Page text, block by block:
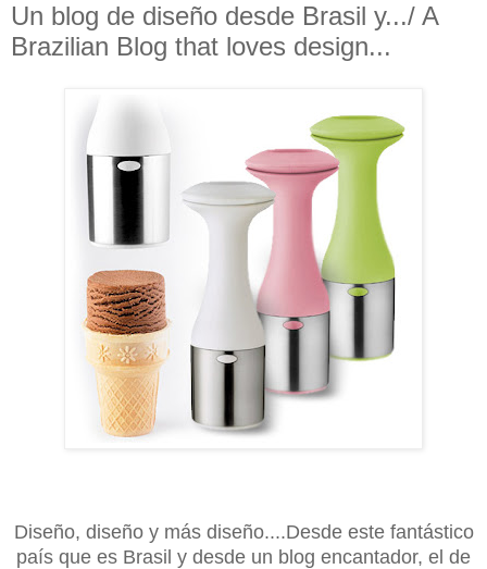
Un blog de diseño desde Brasil y.../ A
Brazilian Blog that loves design...
Diseño, diseño y más diseño....Desde este fantástico
país que es Brasil y desde un blog encantador, el de